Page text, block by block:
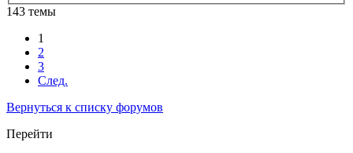
143 темы
1
2
3
След.
Вернуться к списку форумов
Перейти